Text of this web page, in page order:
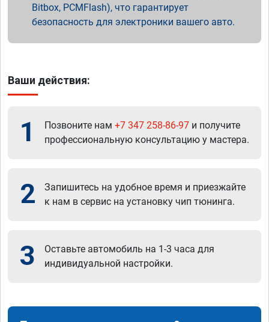
Bitbox, PCMFlash), что гарантирует
безопасность для электроники вашего авто.
Ваши действия:
1 Позвоните нам +7 347 258-86-97 и получите
профессиональную консультацию у мастера.
2
Запишитесь на удобное время и приезжайте
к нам в сервис на установку чип тюнинга.
3
Оставьте автомобиль на 1-3 часа для
индивидуальной настройки.